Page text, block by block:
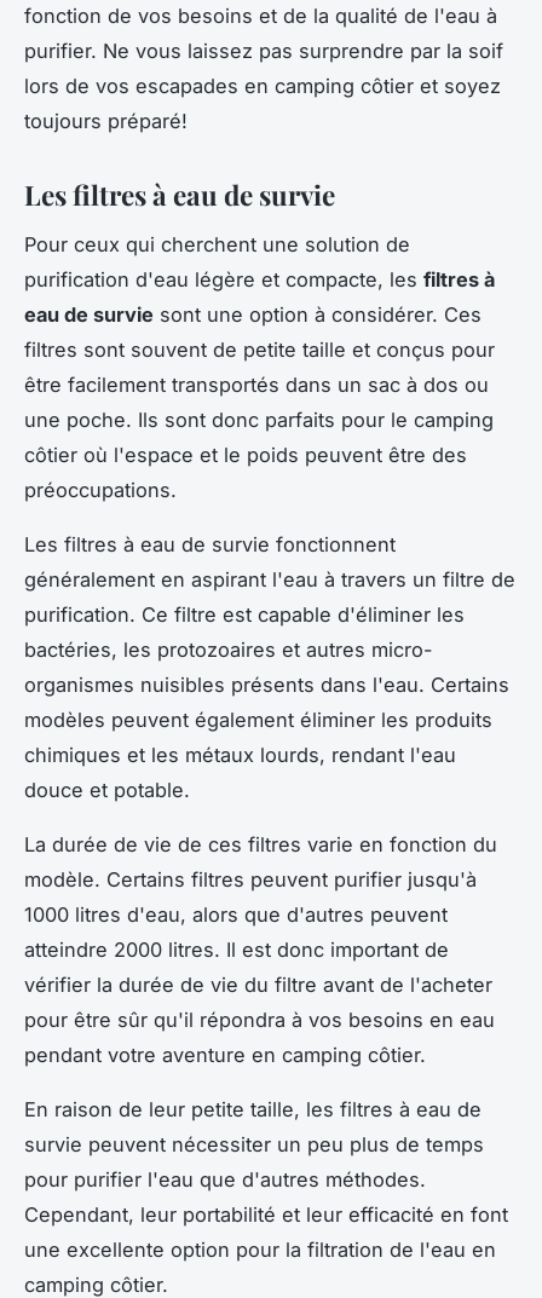
fonction de vos besoins et de la qualité de l'eau à
purifier. Ne vous laissez pas surprendre par la soif
lors de vos escapades en camping côtier et soyez
toujours préparé!
Les filtres à eau de survie
Pour ceux qui cherchent une solution de
purification d'eau légère et compacte, les filtres à
eau de survie sont une option à considérer. Ces
filtres sont souvent de petite taille et conçus pour
être facilement transportés dans un sac à dos ou
une poche. Ils sont donc parfaits pour le camping
côtier où l'espace et le poids peuvent être des
préoccupations.
Les filtres à eau de survie fonctionnent
généralement en aspirant l'eau à travers un filtre de
purification. Ce filtre est capable d'éliminer les
bactéries, les protozoaires et autres micro-
organismes nuisibles présents dans l'eau. Certains
modèles peuvent également éliminer les produits
chimiques et les métaux lourds, rendant l'eau
douce et potable.
La durée de vie de ces filtres varie en fonction du
modèle. Certains filtres peuvent purifier jusqu'à
1000 litres d'eau, alors que d'autres peuvent
atteindre 2000 litres. Il est donc important de
vérifier la durée de vie du filtre avant de l'acheter
pour être sûr qu'il répondra à vos besoins en eau
pendant votre aventure en camping côtier.
En raison de leur petite taille, les filtres à eau de
survie peuvent nécessiter un peu plus de temps
pour purifier l'eau que d'autres méthodes.
Cependant, leur portabilité et leur efficacité en font
une excellente option pour la filtration de l'eau en
camping côtier.